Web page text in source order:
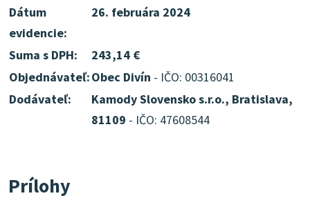
Dátum
evidencie:
26. februára 2024
Suma s DPH:
243,14 €
Objednávateľ:Obec Divín - IČO: 00316041
Dodávateľ:
Kamody Slovensko s.r.o., Bratislava,
81109 - IČO: 47608544
Prílohy